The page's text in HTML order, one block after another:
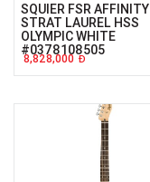
SQUIER FSR AFFINITY
STRAT LAUREL HSS
OLYMPIC WHITE
#0378108505
8,828,000 Đ